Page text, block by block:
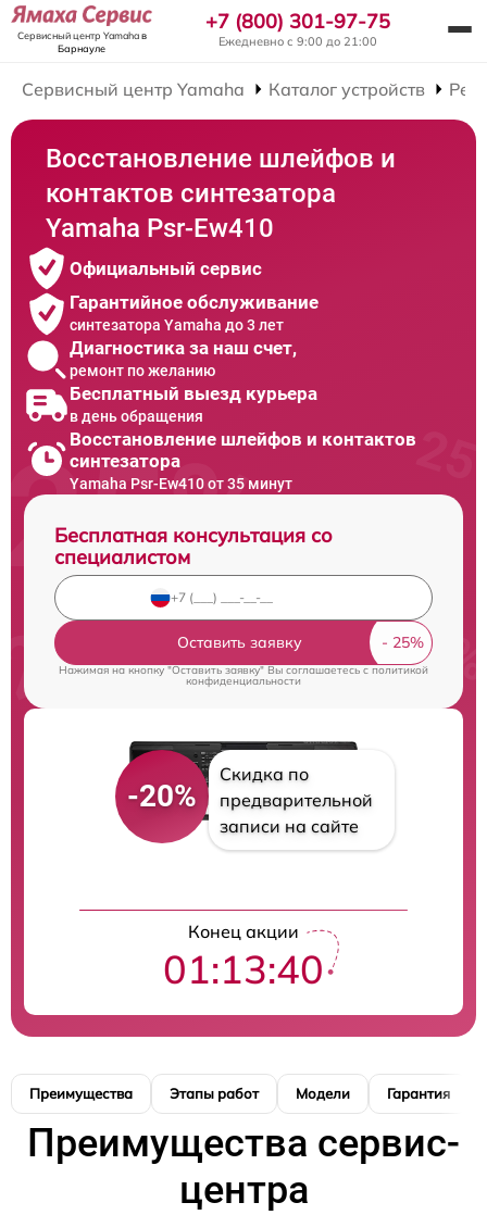
Сервисный центр Yamahaв
Барнауле
+7 (800) 301-97-75
Ежедневно с 9:00 до 21:00
Сервисный центр Yamaha Каталог устройств
Восстановление шлейфов и
контактов синтезатора
Yamaha Psr-Ew410
Официальный сервис
Гарантийное обслуживание
синтезатора Yamaha до 3 лет
Диагностика за наш счет,
ремонт по желанию
Бесплатный выезд курьера
в день обращения
Восстановление шлейфов и контактов
синтезатора
Yamaha Psr-Ew410 от 35 минут
Бесплатная консультация со
специалистом
Оставить заявку
Нажимая на кнопку "Оставить заявку" Вы соглашаетесь cполитикой
конфиденциальности
-20%
Скидка по
предварительной
записи на сайте
Конец акции
01:13:40
Преимущества Этапы работ Модели Гарантия
Преимущества сервис-
центра